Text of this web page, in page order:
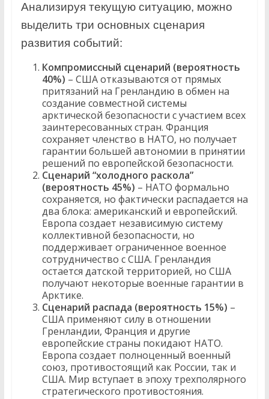
Анализируя текущую ситуацию, можно
выделить три основных сценария
развития событий:
Компромиссный сценарий (вероятность
40%) – США отказываются от прямых
притязаний на Гренландию в обмен на
создание совместной системы
арктической безопасности с участием всех
заинтересованных стран. Франция
сохраняет членство в НАТО, но получает
гарантии большей автономии в принятии
решений по европейской безопасности.
Сценарий “холодного раскола”
(вероятность 45%) – НАТО формально
сохраняется, но фактически распадается на
два блока: американский и европейский.
Европа создает независимую систему
коллективной безопасности, но
поддерживает ограниченное военное
сотрудничество с США. Гренландия
остается датской территорией, но США
получают некоторые военные гарантии в
Арктике.
Сценарий распада (вероятность 15%) –
США применяют силу в отношении
Гренландии, Франция и другие
европейские страны покидают НАТО.
Европа создает полноценный военный
союз, противостоящий как России, так и
США. Мир вступает в эпоху трехполярного
стратегического противостояния.